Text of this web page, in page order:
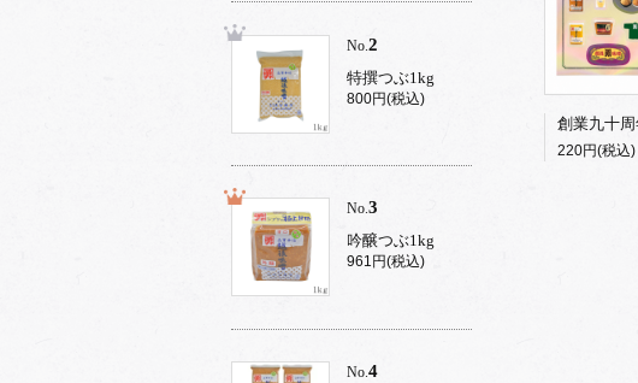
220円(税込)
No. 2
特撰つぶ1kg
800円(税込)
No.3
吟醸つぶ1kg
961円(税込)
No.4